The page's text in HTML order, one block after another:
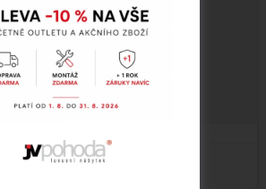
přijměte marketingové soubory
povolte tento obsah (Translation
error)